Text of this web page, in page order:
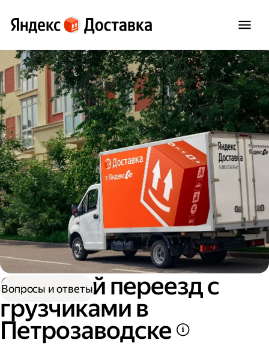
Офисный переезд с
грузчиками в
Петрозаводске
Вопросы и ответы